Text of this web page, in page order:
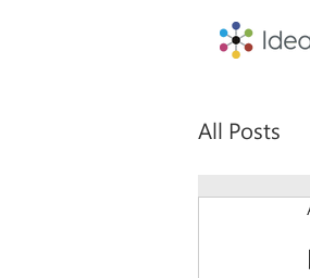
All Posts
G7+